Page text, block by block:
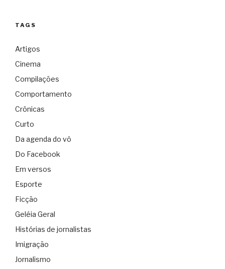
TAGS
Artigos
Cinema
Compilações
Comportamento
Crônicas
Curto
Da agenda do vô
Do Facebook
Em versos
Esporte
Ficção
Geléia Geral
Histórias de jornalistas
Imigração
Jornalismo